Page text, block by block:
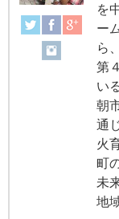
を
ー
ら
第
い
朝
通
火
町
未
地